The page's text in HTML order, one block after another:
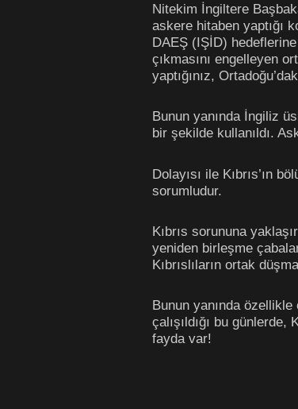
Nitekim İngiltere
askere hitaben yaptığı
DAEŞ (IŞİD)
çıkmasını engelleyen
yaptığınız,
Bunun yanında İngiliz
bir şekilde kullanıldı.
Dolayısı ile Kıbrıs’ın
sorumludur.
Kıbrıs sorununa
yeniden birleşme
Kıbrıslıların ortak
Bunun yanında
çalışıldığı bu
fayda var!